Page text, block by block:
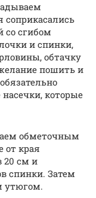
соприкасались
со сгибом
и спинки,
обтачку
пошить и
которые
обметочным
от края
20 см и
спинки. Затем
утюгом.